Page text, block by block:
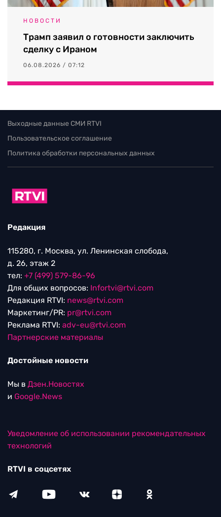
НОВОСТИ
Трамп заявил о готовности заключить
сделку с Ираном
06.08.2026 / 07:12
Выходные данные СМИ RTVI
Пользовательское соглашение
Политика обработки персональных данных
Редакция
115280, г. Москва, ул. Ленинская слобода,
д. 26, этаж 2
тел: +7 (499) 579-86-96
Для общих вопросов: Infortvi@rtvi.com
Редакция RTVI: news@rtvi.com
Маркетинг/PR: pr@rtvi.com
Реклама RTVI: adv-eu@rtvi.com
Партнерские материалы
Достойные новости
Мы в Дзен.Новостях
и Google.News
Уведомление об использовании рекомендательных
технологий
RTVI в соцсетях